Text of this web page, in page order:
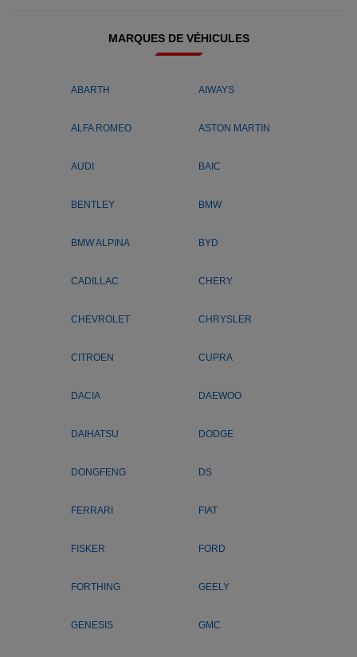
MARQUES DE VÉHICULES
ABARTH AIWAYS
ALFA ROMEO ASTON MARTIN
AUDI BAIC
BENTLEY BMW
BMW ALPINA BYD
CADILLAC CHERY
CHEVROLET CHRYSLER
CITROEN CUPRA
DACIA DAEWOO
DAIHATSU DODGE
DONGFENG DS
FERRARI FIAT
FISKER FORD
FORTHING GEELY
GENESIS GMC